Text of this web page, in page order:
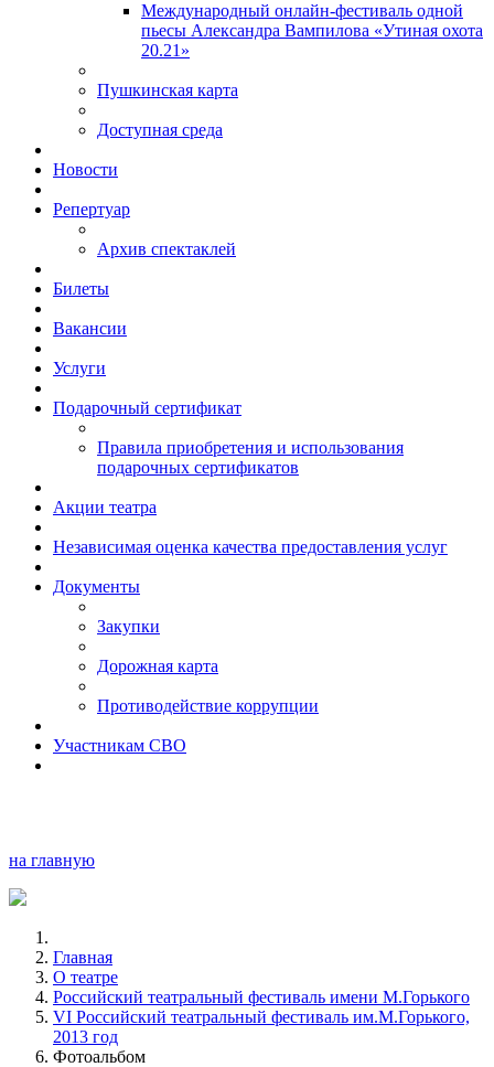
Международный онлайн-фестиваль одной
пьесы Александра Вампилова «Утиная охота
20.21»
Пушкинская карта
Доступная среда
Новости
Репертуар
Архив спектаклей
Билеты
Вакансии
Услуги
Подарочный сертификат
Правила приобретения и использования
подарочных сертификатов
Акции театра
Независимая оценка качества предоставления услуг
Документы
Закупки
Дорожная карта
Противодействие коррупции
Участникам СВО
на главную
Главная
О театре
Российский театральный фестиваль имени М.Горького
VI Российский театральный фестиваль им.М.Горького,
2013 год
Фотоальбом